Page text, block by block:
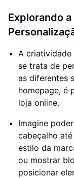
Explorando
A criatividade
se trata de
as diferentes
homepage, é
loja online.
Imagine
cabeçalho
estilo da
ou mostrar
posicionar